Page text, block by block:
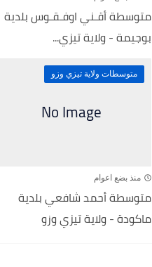
متوسطة أقـني اوفـقـوس بلدية
بوجيمة - ولاية تيزي...
متوسطات ولاية تيزي وزو
منذ بضع اعوام
متوسطة أحمد شافعي بلدية
ماكودة - ولاية تيزي وزو